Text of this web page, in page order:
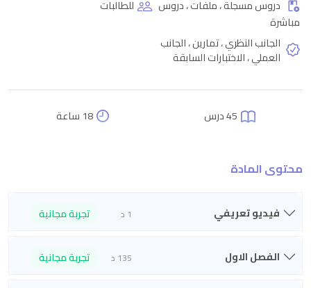
دروس مسجلة ، ملفات ، دروس
مباشرة
للطالبات
الجانب النظري ، تمارين ، الجانب
العملي ، الاختبارات السابقة
45 درس 18 ساعة
محتوى المادة
فيديو تعريفي 1 د تجربة مجانية
الفصل الاول 135 د تجربة مجانية